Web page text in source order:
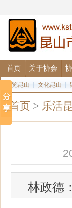
首页 关于协会
图览昆山 文化昆山
首页 > 乐活
林政德